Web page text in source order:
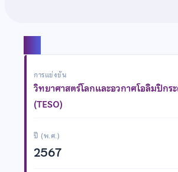
การแข่งขัน
วิทยาศาสตร์โลกและอวกาศโอลิมปิกร
(TESO)
ปี (พ.ศ.)
2567